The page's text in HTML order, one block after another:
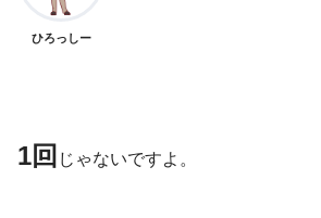
ひろっしー
1回 じゃないですよ。